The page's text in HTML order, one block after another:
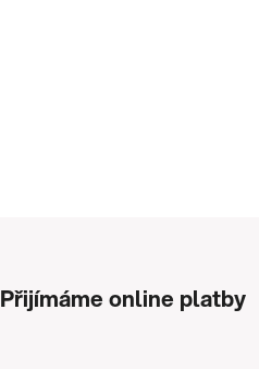
Přijímáme online platby